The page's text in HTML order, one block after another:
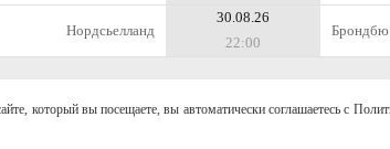
Нордсьелланд
30.08.26
22:00
Брондбю
который вы посещаете, вы автоматически соглашаетесь с